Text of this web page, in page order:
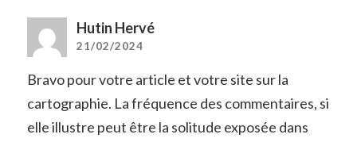
Hutin Hervé
21/02/2024
Bravo pour votre article et votre site sur la
cartographie. La fréquence des commentaires, si
elle illustre peut être la solitude exposée dans